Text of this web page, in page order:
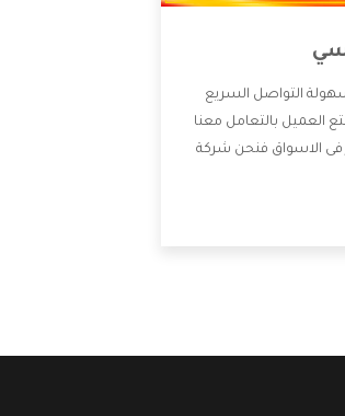
التواصل السريع
العميل بالتعامل معنا
فى الاسواق فنحن شركة
تكون منها خدمة